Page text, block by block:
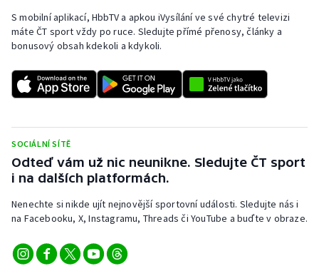
S mobilní aplikací, HbbTV a apkou iVysílání ve své chytré televizi
máte ČT sport vždy po ruce. Sledujte přímé přenosy, články a
bonusový obsah kdekoli a kdykoli.
SOCIÁLNÍ SÍTĚ
Odteď vám už nic neunikne. Sledujte ČT sport
i na dalších platformách.
Nenechte si nikde ujít nejnovější sportovní události. Sledujte nás i
na Facebooku, X, Instagramu, Threads či YouTube a buďte v obraze.